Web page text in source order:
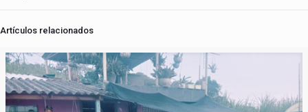
Artículos relacionados